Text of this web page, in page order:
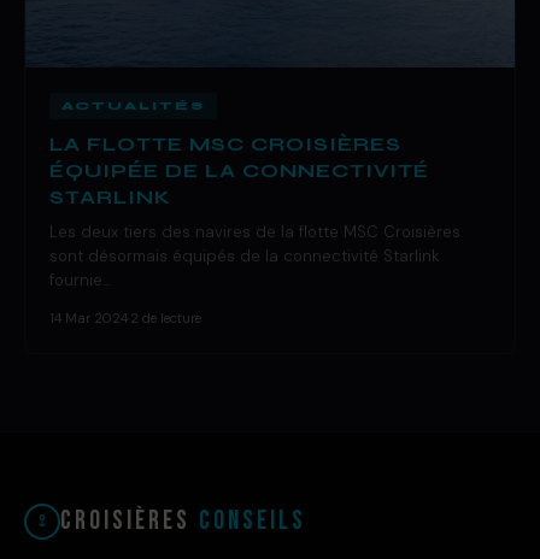
ACTUALITÉS
LA FLOTTE MSC CROISIÈRES
ÉQUIPÉE DE LA CONNECTIVITÉ
STARLINK
Les deux tiers des navires de la flotte MSC Croisières
sont désormais équipés de la connectivité Starlink
fournie…
14 Mar 2024 2 de lecture
Croisières Conseils